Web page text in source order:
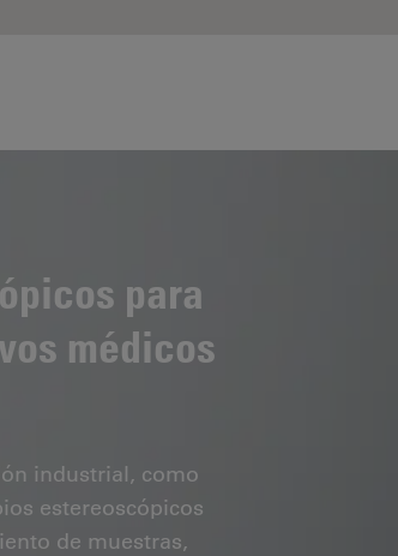
para
médicos
industrial, como
estereoscópicos
de muestras,